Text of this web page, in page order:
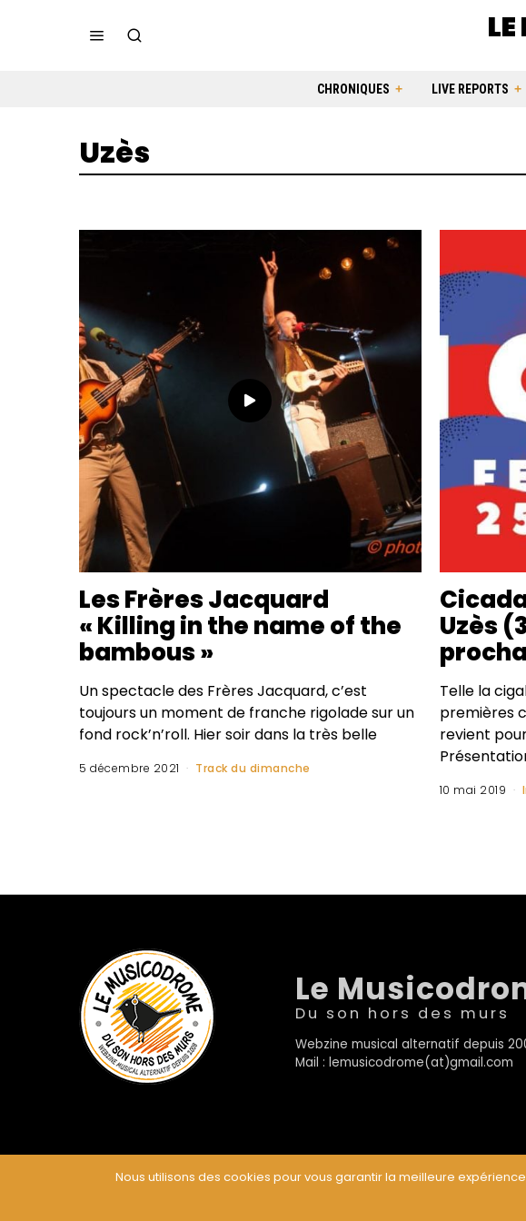
CHRONIQUES LIVE REPORTS
Uzès
Les Frères Jacquard
« Killing in the name of the
bambous »
Un spectacle des Frères Jacquard, c’est
toujours un moment de franche rigolade sur un
fond rock’n’roll. Hier soir dans la très belle
5 décembre 2021 Track du dimanche
Uzès
Telle la
premières
revient
10 mai 2019
Le
Du son hors des murs
Webzine musical alternatif depuis
Mail : lemusicodrome(at)gmail.com
Nous utilisons des cookies pour vous garantir la meilleure